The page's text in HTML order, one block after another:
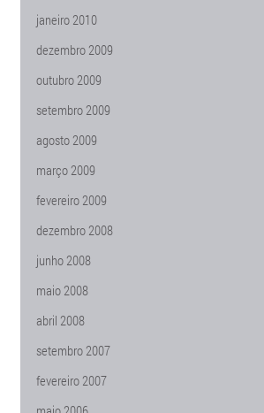
janeiro 2010
dezembro 2009
outubro 2009
setembro 2009
agosto 2009
março 2009
fevereiro 2009
dezembro 2008
junho 2008
maio 2008
abril 2008
setembro 2007
fevereiro 2007